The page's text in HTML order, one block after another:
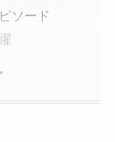
ソード